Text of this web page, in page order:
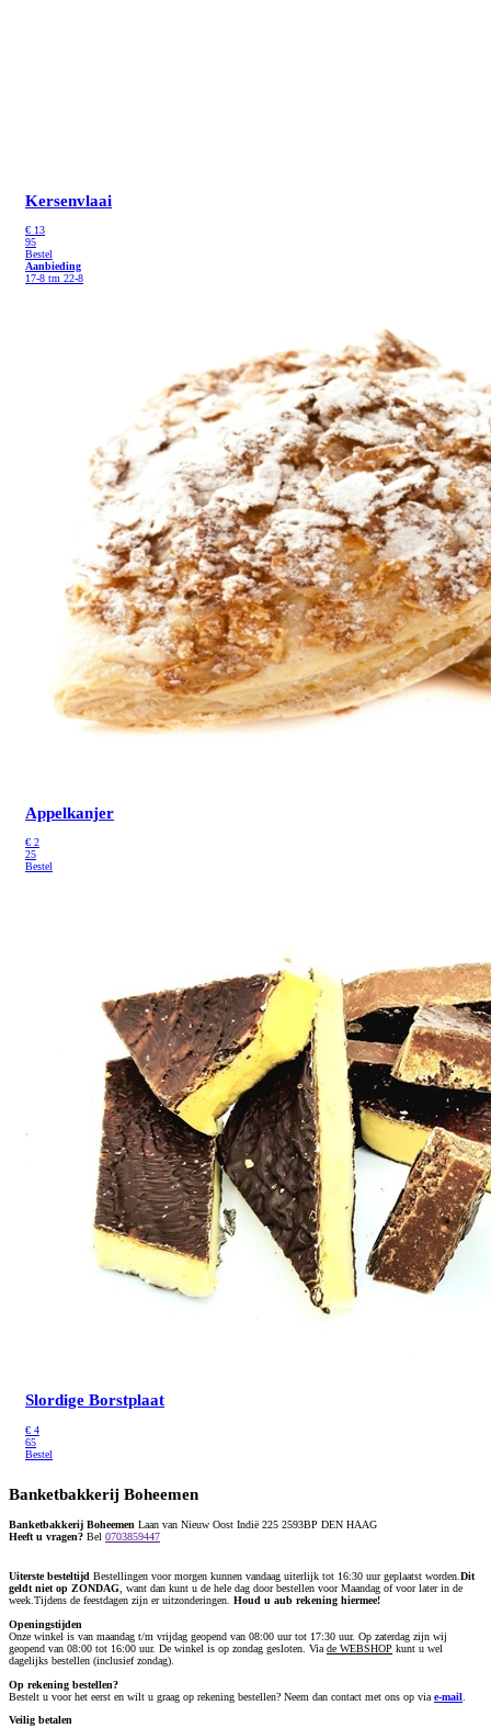
Kersenvlaai
€ 13
95
Bestel
Aanbieding
17-8 tm 22-8
Appelkanjer
€ 2
25
Bestel
Slordige Borstplaat
€ 4
65
Bestel
Banketbakkerij Boheemen
Banketbakkerij Boheemen Laan van Nieuw Oost Indië 225 2593BP DEN HAAG
Heeft u vragen? Bel 0703859447
Uiterste besteltijd Bestellingen voor morgen kunnen vandaag uiterlijk tot 16:30 uur geplaatst worden. Dit
geldt niet op ZONDAG , want dan kunt u de hele dag door bestellen voor Maandag of voor later in de
week.Tijdens de feestdagen zijn er uitzonderingen. Houd u aub rekening hiermee!
Openingstijden
Onze winkel is van maandag t/m vrijdag geopend van 08:00 uur tot 17:30 uur. Op zaterdag zijn wij
geopend van 08:00 tot 16:00 uur. De winkel is op zondag gesloten. Via de WEBSHOP kunt u wel
dagelijks bestellen (inclusief zondag).
Op rekening bestellen?
Bestelt u voor het eerst en wilt u graag op rekening bestellen? Neem dan contact met ons op via e-mail
Veilig betalen